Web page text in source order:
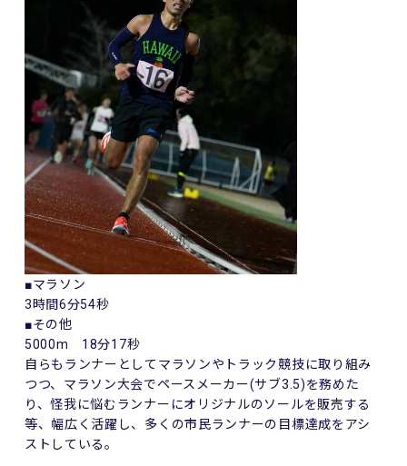
■マラソン
3時間6分54秒
■その他
5000m 18分17秒
自らもランナーとしてマラソンやトラック競技に取り組み
つつ、マラソン大会でペースメーカー(サブ3.5)を務めた
り、怪我に悩むランナーにオリジナルのソールを販売する
等、幅広く活躍し、多くの市民ランナーの目標達成をアシ
ストしている。